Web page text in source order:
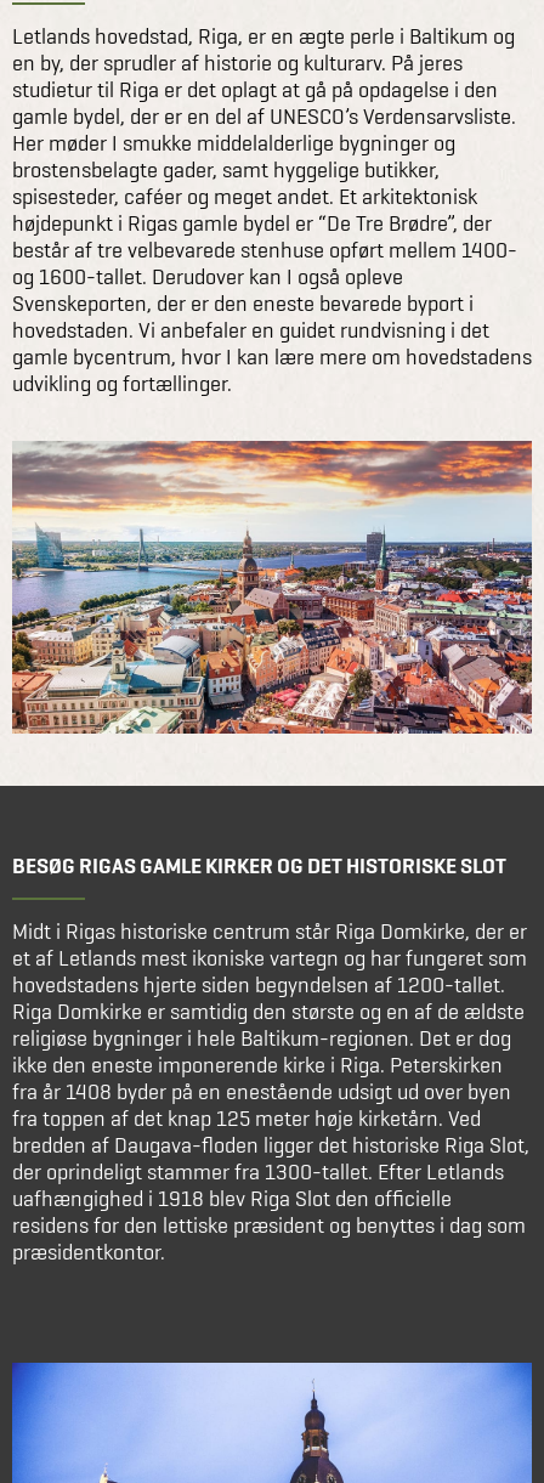
Letlands hovedstad, Riga, er en ægte perle i Baltikum og
en by, der sprudler af historie og kulturarv. På jeres
studietur til Riga er det oplagt at gå på opdagelse i den
gamle bydel, der er en del af UNESCO’s Verdensarvsliste.
Her møder I smukke middelalderlige bygninger og
brostensbelagte gader, samt hyggelige butikker,
spisesteder, caféer og meget andet. Et arkitektonisk
højdepunkt i Rigas gamle bydel er “De Tre Brødre”, der
består af tre velbevarede stenhuse opført mellem 1400-
og 1600-tallet. Derudover kan I også opleve
Svenskeporten, der er den eneste bevarede byport i
hovedstaden. Vi anbefaler en guidet rundvisning i det
gamle bycentrum, hvor I kan lære mere om hovedstadens
udvikling og fortællinger.
BESØG RIGAS GAMLE KIRKER OG DET HISTORISKE SLOT
Midt i Rigas historiske centrum står Riga Domkirke, der er
et af Letlands mest ikoniske vartegn og har fungeret som
hovedstadens hjerte siden begyndelsen af 1200-tallet.
Riga Domkirke er samtidig den største og en af de ældste
religiøse bygninger i hele Baltikum-regionen. Det er dog
ikke den eneste imponerende kirke i Riga. Peterskirken
fra år 1408 byder på en enestående udsigt ud over byen
fra toppen af det knap 125 meter høje kirketårn. Ved
bredden af Daugava-floden ligger det historiske Riga Slot,
der oprindeligt stammer fra 1300-tallet. Efter Letlands
uafhængighed i 1918 blev Riga Slot den officielle
residens for den lettiske præsident og benyttes i dag som
præsidentkontor.